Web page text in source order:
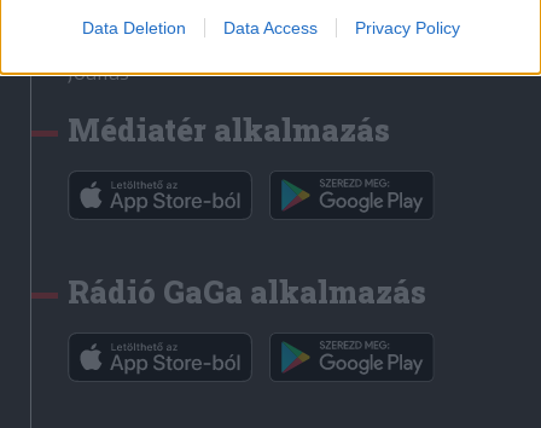
Data Deletion Data Access Privacy Policy
Rádió GaGa
Jóállás
Médiatér alkalmazás
Rádió GaGa alkalmazás